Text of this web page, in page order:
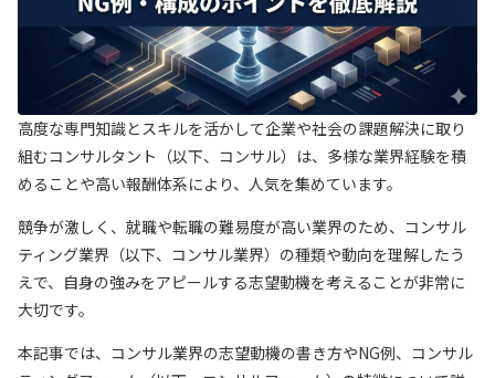
高度な専門知識とスキルを活かして企業や社会の課題解決に取り
組むコンサルタント（以下、コンサル）は、多様な業界経験を積
めることや高い報酬体系により、人気を集めています。
競争が激しく、就職や転職の難易度が高い業界のため、コンサル
ティング業界（以下、コンサル業界）の種類や動向を理解したう
えで、自身の強みをアピールする志望動機を考えることが非常に
大切です。
本記事では、コンサル業界の志望動機の書き方やNG例、コンサル